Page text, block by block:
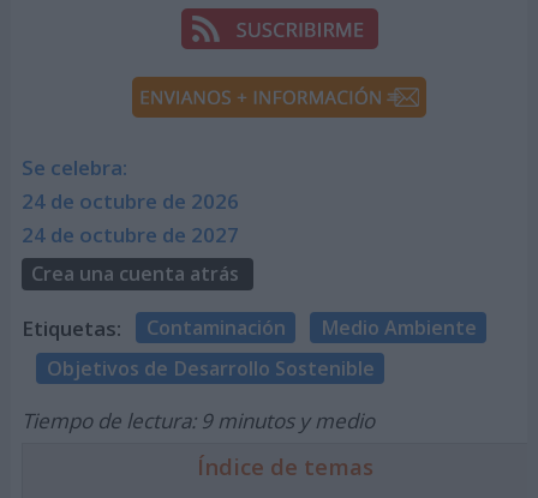
Se celebra:
24 de octubre de 2026
24 de octubre de 2027
Crea una cuenta atrás
Etiquetas: Contaminación
Medio Ambiente
Objetivos de Desarrollo Sostenible
Tiempo de lectura: 9 minutos y medio
Índice de temas